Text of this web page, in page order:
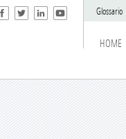
HOME
Glossario